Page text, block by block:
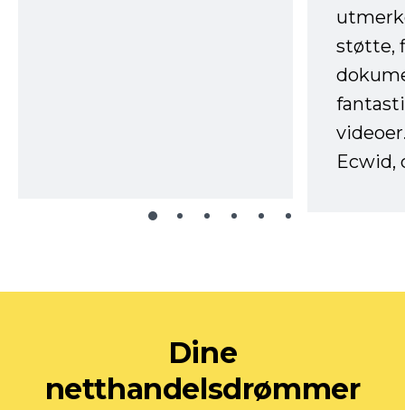
støtte,
Ecwid,
Dine
netthandelsdrømmer